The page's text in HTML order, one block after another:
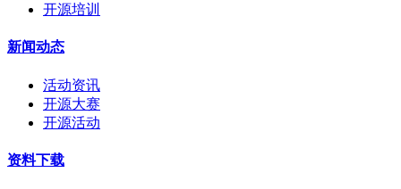
开源培训
新闻动态
活动资讯
开源大赛
开源活动
资料下载